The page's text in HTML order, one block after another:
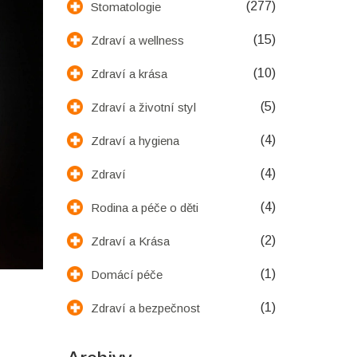
Stomatologie (277)
Zdraví a wellness (15)
Zdraví a krása (10)
Zdraví a životní styl (5)
Zdraví a hygiena (4)
Zdraví (4)
Rodina a péče o děti (4)
Zdraví a Krása (2)
Domácí péče (1)
Zdraví a bezpečnost (1)